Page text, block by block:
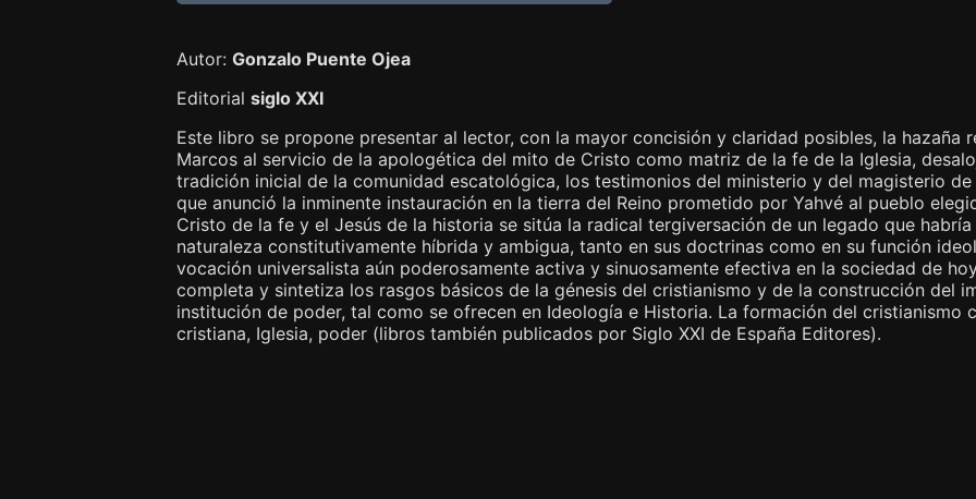
Autor: Gonzalo Puente Ojea
Editorial siglo XXI
Este libro se propone presentar al lector, con la mayor concisión y claridad posibles, la hazaña
Marcos al servicio de la apologética del mito de Cristo como matriz de la fe de la Iglesia,
tradición inicial de la comunidad escatológica, los testimonios del ministerio y del magisterio
que anunció la inminente instauración en la tierra del Reino prometido por Yahvé al pueblo
Cristo de la fe y el Jesús de la historia se sitúa la radical tergiversación de un legado que
naturaleza constitutivamente híbrida y ambigua, tanto en sus doctrinas como en su función
vocación universalista aún poderosamente activa y sinuosamente efectiva en la sociedad de
completa y sintetiza los rasgos básicos de la génesis del cristianismo y de la construcción del
institución de poder, tal como se ofrecen en Ideología e Historia. La formación del cristianismo
cristiana, Iglesia, poder (libros también publicados por Siglo XXI de España Editores).